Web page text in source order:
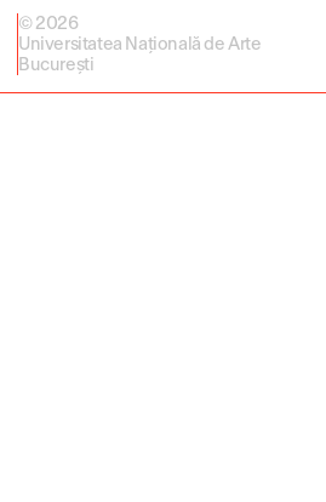
© 2026
Universitatea Națională de Arte
București